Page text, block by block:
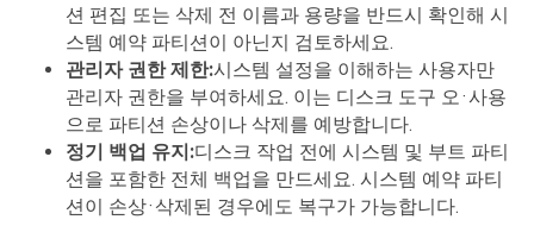
션 편집 또는 삭제 전 이름과 용량을 반드시 확인해 시
스템 예약 파티션이 아닌지 검토하세요.
관리자 권한 제한:시스템 설정을 이해하는 사용자만
관리자 권한을 부여하세요. 이는 디스크 도구 오·사용
으로 파티션 손상이나 삭제를 예방합니다.
정기 백업 유지:디스크 작업 전에 시스템 및 부트 파티
션을 포함한 전체 백업을 만드세요. 시스템 예약 파티
션이 손상·삭제된 경우에도 복구가 가능합니다.